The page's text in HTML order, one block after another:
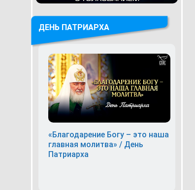
ДЕНЬ ПАТРИАРХА
«Благодарение Богу – это наша
главная молитва» / День
Патриарха